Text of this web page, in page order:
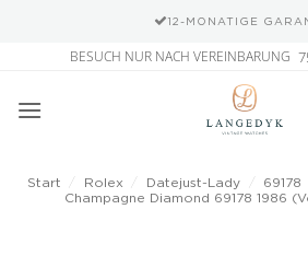
12-MONATIGE
springen
BESUCH NUR NACH VEREINBARUNG
Start Rolex Datejust-Lady 69178
Champagne Diamond 69178 1986